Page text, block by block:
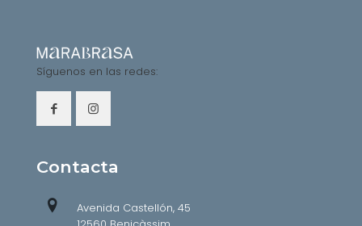
Síguenos en las redes:
Contacta
Avenida Castellón, 45